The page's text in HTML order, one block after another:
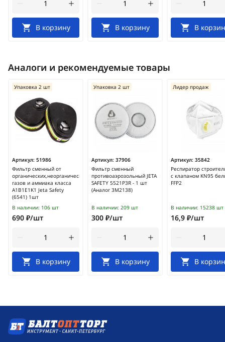
В корзину В корзину В
Аналоги и рекомендуемые товары
Артикул: 51986
Фильтр сменный от
органических,неорганических
газов и аммиака класса
A1B1E1K1 Jeta Safety
(6541) 1шт
Упаковка 2 шт
В наличии: 106 шт
690 ₽/шт
В корзину
Артикул: 37906
Фильтр сменный
противоаэрозольный JETA
SAFETY 5521P3R - 1 шт
(Аналог 3М2138)
Упаковка 2 шт
В наличии: 209 шт
300 ₽/шт
В корзину
Артикул: 35842
Респиратор
с клапаном KN95
FFP2
Лидер продаж
В наличии: 15238 шт
16,9 ₽/шт
В